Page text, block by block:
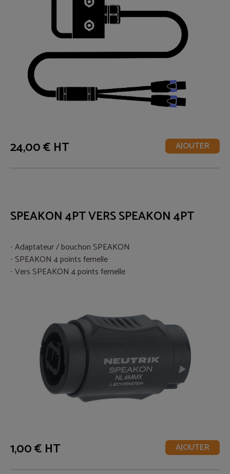
24,00 € HT AJOUTER
SPEAKON 4PT VERS SPEAKON 4PT
Adaptateur / bouchon SPEAKON
SPEAKON 4 points femelle
Vers SPEAKON 4 points femelle
1,00 € HT AJOUTER